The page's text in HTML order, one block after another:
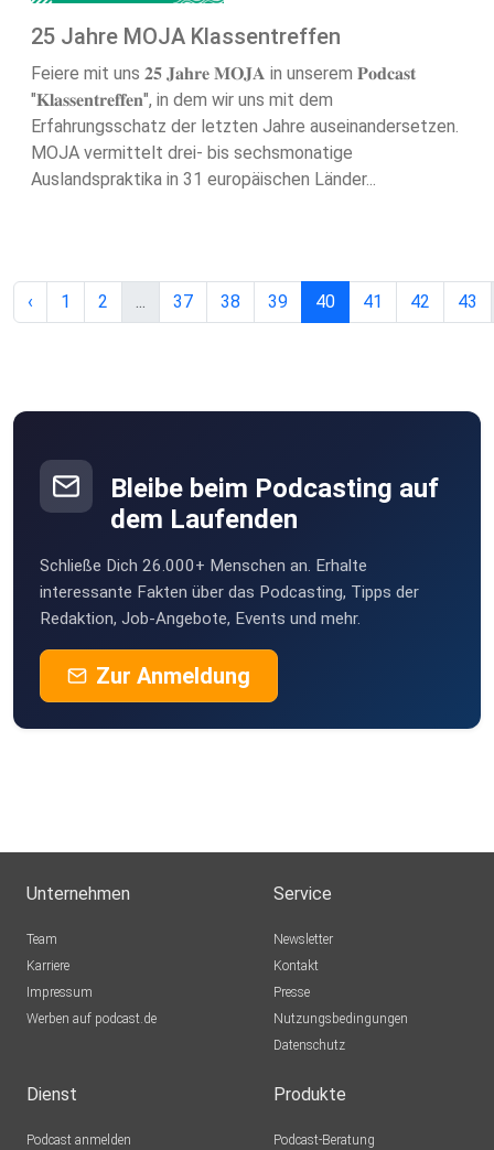
25 Jahre MOJA Klassentreffen
Feiere mit uns 𝟐𝟓 𝐉𝐚𝐡𝐫𝐞 𝐌𝐎𝐉𝐀 in unserem 𝐏𝐨𝐝𝐜𝐚𝐬𝐭
"𝐊𝐥𝐚𝐬𝐬𝐞𝐧𝐭𝐫𝐞𝐟𝐟𝐞𝐧", in dem wir uns mit dem
Erfahrungsschatz der letzten Jahre auseinandersetzen.
MOJA vermittelt drei- bis sechsmonatige
Auslandspraktika in 31 europäischen Länder...
‹ 1 2 ... 37 38 39 40 41 42 43
Bleibe beim Podcasting auf
dem Laufenden
Schließe Dich 26.000+ Menschen an. Erhalte
interessante Fakten über das Podcasting, Tipps der
Redaktion, Job-Angebote, Events und mehr.
Zur Anmeldung
Unternehmen
Team
Karriere
Impressum
Werben auf podcast.de
Service
Newsletter
Kontakt
Presse
Nutzungsbedingungen
Datenschutz
Dienst
Podcast anmelden
Produkte
Podcast-Beratung